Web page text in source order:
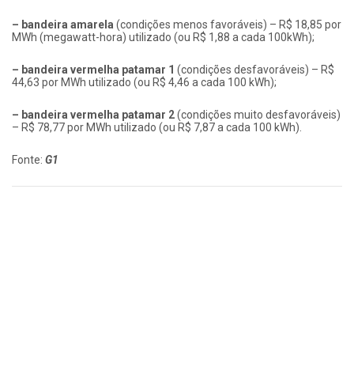
– bandeira amarela (condições menos favoráveis) – R$ 18,85 por
MWh (megawatt-hora) utilizado (ou R$ 1,88 a cada 100kWh);
– bandeira vermelha patamar 1 (condições desfavoráveis) – R$
44,63 por MWh utilizado (ou R$ 4,46 a cada 100 kWh);
– bandeira vermelha patamar 2(condições muito desfavoráveis)
– R$ 78,77 por MWh utilizado (ou R$ 7,87 a cada 100 kWh).
Fonte: G1